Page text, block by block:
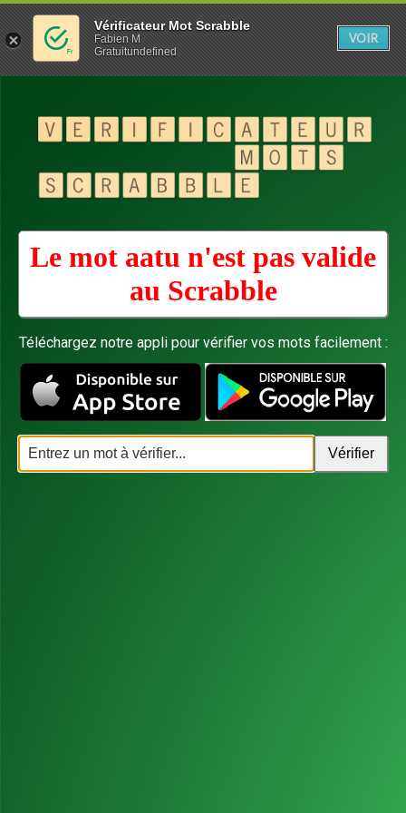
Le mot aatu n'est pas valide
au Scrabble
Téléchargez notre appli pour vérifier vos mots facilement :
Vérificateur Mot Scrabble
Fabien M
Gratuitundefined
VOIR